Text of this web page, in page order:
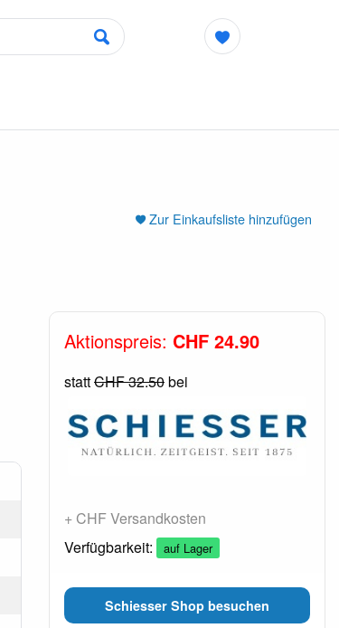
Zur Einkaufsliste hinzufügen
Aktionspreis: CHF 24.90
stattCHF 32.50bei
+ CHF Versandkosten
Verfügbarkeit:
auf Lager
Schiesser Shop besuchen